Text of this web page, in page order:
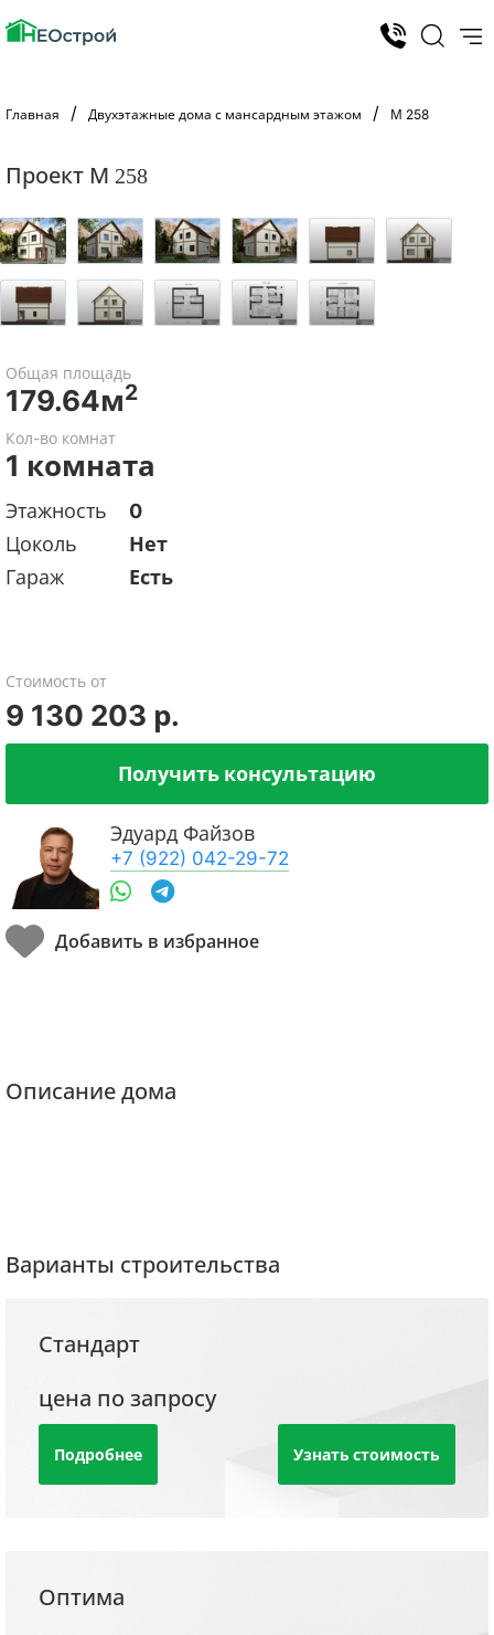
Главная Двухэтажные дома с мансардным этажом М 258
Проект М 258
Общая площадь
179.64м2
Кол-во комнат
1 комната
Этажность
0
Цоколь
Нет
Гараж
Есть
Стоимость от
9 130 203 р.
Получить консультацию
Эдуард Файзов
+7 (922) 042-29-72
Описание дома
Варианты строительства
Стандарт
цена по запросу
Подробнее Узнать стоимость
Оптима